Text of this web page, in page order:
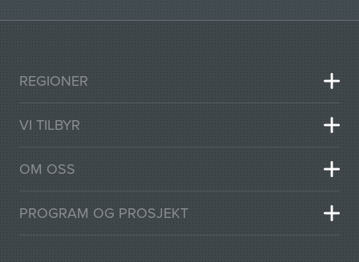
REGIONER
VI TILBYR
OM OSS
PROGRAM OG PROSJEKT